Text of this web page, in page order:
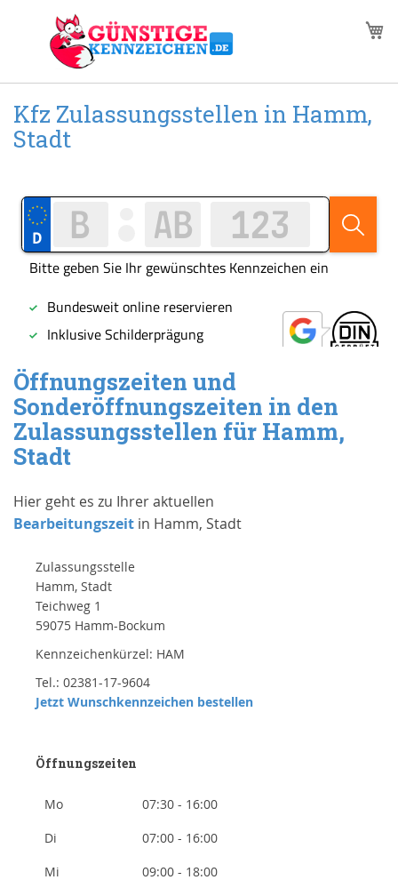
springen
Kfz Zulassungsstellen in Hamm,
Stadt
Öffnungszeiten und
Sonderöffnungszeiten in den
Zulassungsstellen für Hamm,
Stadt
Hier geht es zu Ihrer aktuellen
Bearbeitungszeit in Hamm, Stadt
Zulassungsstelle
Hamm, Stadt
Teichweg 1
59075 Hamm-Bockum
Kennzeichenkürzel: HAM
Tel.: 02381-17-9604
Jetzt Wunschkennzeichen bestellen
Öffnungszeiten
Mo
07:30 - 16:00
Di
07:00 - 16:00
Mi
09:00 - 18:00